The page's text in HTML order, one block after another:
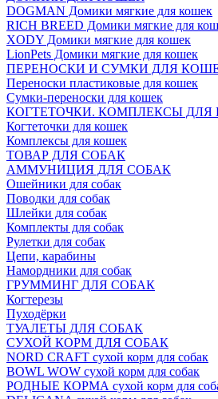
DOGMAN Домики мягкие для кошек
RICH BREED Домики мягкие для
XODY Домики мягкие для кошек
LionPets Домики мягкие для кошек
ПЕРЕНОСКИ И СУМКИ ДЛЯ
Переноски пластиковые для кошек
Сумки-переноски для кошек
КОГТЕТОЧКИ. КОМПЛЕКСЫ ДЛЯ
Когтеточки для кошек
Комплексы для кошек
ТОВАР ДЛЯ СОБАК
АММУНИЦИЯ ДЛЯ СОБАК
Ошейники для собак
Поводки для собак
Шлейки для собак
Комплекты для собак
Рулетки для собак
Цепи, карабины
Намордники для собак
ГРУММИНГ ДЛЯ СОБАК
Когтерезы
Пуходёрки
ТУАЛЕТЫ ДЛЯ СОБАК
СУХОЙ КОРМ ДЛЯ СОБАК
NORD CRAFT сухой корм для собак
BOWL WOW сухой корм для собак
РОДНЫЕ КОРМА сухой корм для